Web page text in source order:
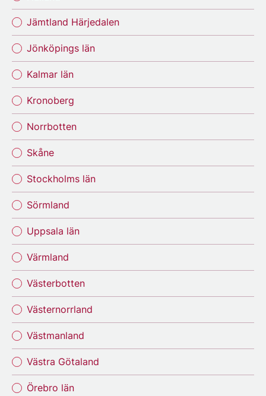
Jämtland Härjedalen
Jönköpings län
Kalmar län
Kronoberg
Norrbotten
Skåne
Stockholms län
Sörmland
Uppsala län
Värmland
Västerbotten
Västernorrland
Västmanland
Västra Götaland
Örebro län